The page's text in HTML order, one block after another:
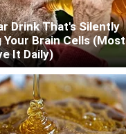
Drink That's Silently
Brain Cells (Most
It Daily)